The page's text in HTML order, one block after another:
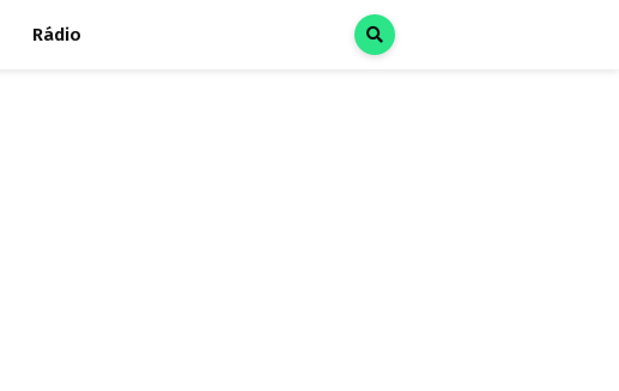
Rádio